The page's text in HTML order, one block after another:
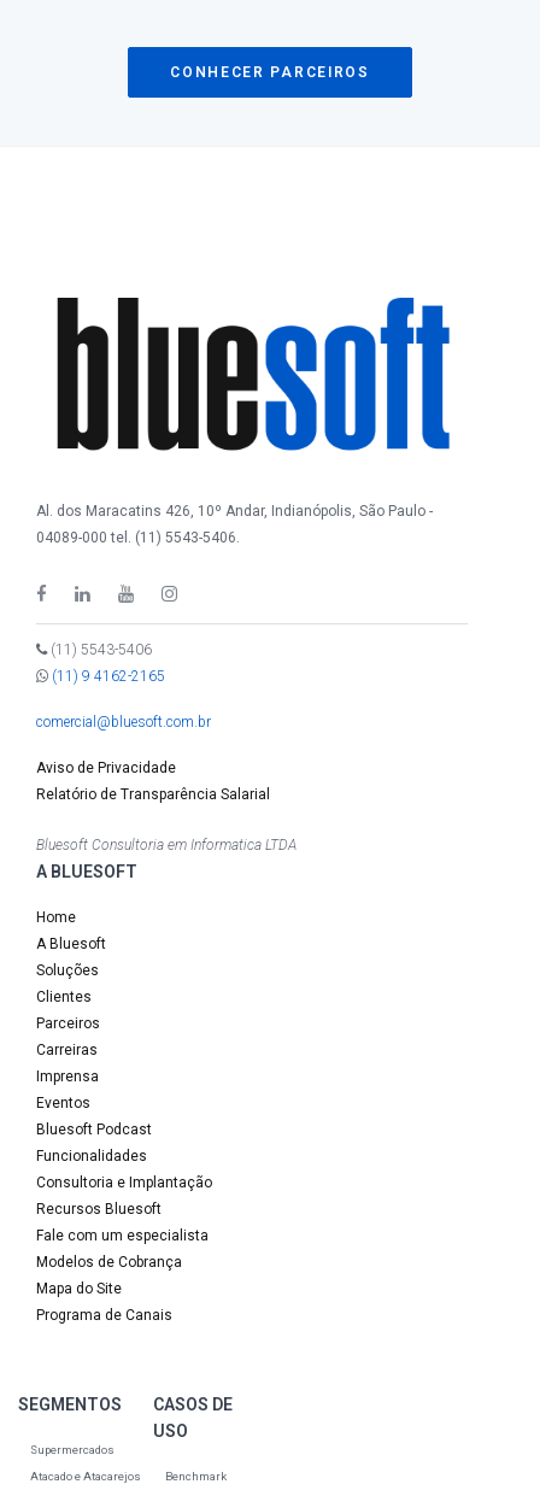
CONHECER PARCEIROS
Al. dos Maracatins 426, 10º Andar, Indianópolis, São Paulo -
04089-000 tel. (11) 5543-5406.
(11) 5543-5406
(11) 9 4162-2165
comercial@bluesoft.com.br
Aviso de Privacidade
Relatório de Transparência Salarial
Bluesoft Consultoria em Informatica LTDA
A BLUESOFT
Home
A Bluesoft
Soluções
Clientes
Parceiros
Carreiras
Imprensa
Eventos
Bluesoft Podcast
Funcionalidades
Consultoria e Implantação
Recursos Bluesoft
Fale com um especialista
Modelos de Cobrança
Mapa do Site
Programa de Canais
SEGMENTOS
Supermercados
Atacado e Atacarejos
CASOS DE
USO
Benchmark